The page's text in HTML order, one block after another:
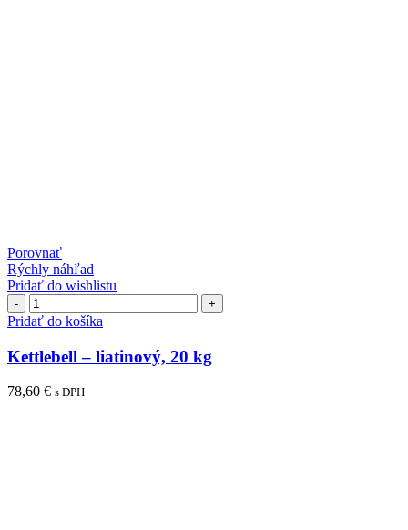
Porovnať
Rýchly náhľad
Pridať do wishlistu
množstvo
Kettlebell
liatinový,
20
kg
Pridať do košíka
Kettlebell – liatinový, 20 kg
78,60 € s DPH